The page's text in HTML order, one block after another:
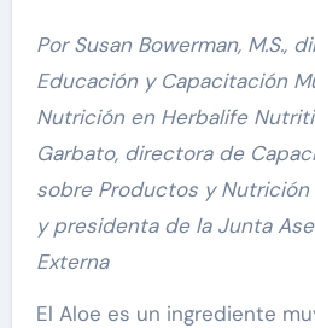
Por Susan Bowerman, M.S., directora Sénior de
Educación y Capacitación
Nutrición en Herbalife
Garbato, directora de
sobre Productos y
y presidenta de la Junta
Externa
El Aloe es un ingrediente